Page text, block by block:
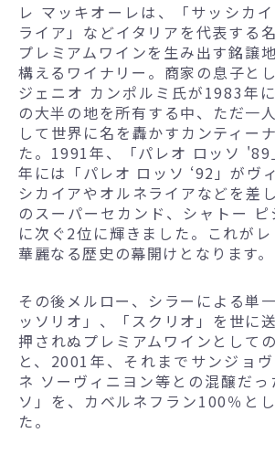
レ マッキオーレは、「サッシカ
ライア」などイタリアを代表する
プレミアムワインを生み出す銘譲
構えるワイナリー。商家の息子と
ジェニオ カンポルミ氏が1983年
の大半の地を所有する中、ただ一
して世界に名を轟かすカンティー
た。1991年、「パレオ ロッソ
年には「パレオ ロッソ ‘92」がヴ
シカイアやオルネライアなどを差
のスーパーセカンド、シャトー
に次ぐ2位に輝きました。これが
華麗なる歴史の幕開けとなります。
その後メルロー、シラーによる単
ッソリオ」、「スクリオ」を世に
押されぬプレミアムワインとして
と、2001年、それまでサンジョ
ネ ソーヴィニヨン等との混醸だ
ソ」を、カベルネフラン100％と
た。